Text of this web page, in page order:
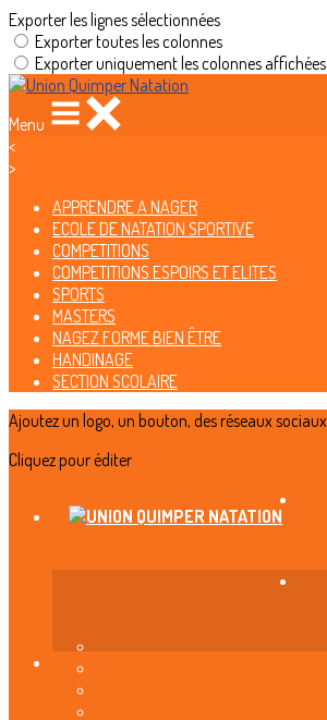
Exporter les lignes sélectionnées
Exporter toutes les colonnes
Exporter uniquement les colonnes affichées
Menu
<
>
APPRENDRE A NAGER
ECOLE DE NATATION SPORTIVE
COMPETITIONS
COMPETITIONS ESPOIRS ET ELITES
SPORTS
MASTERS
NAGEZ FORME BIEN ÊTRE
HANDINAGE
SECTION SCOLAIRE
Ajoutez un logo, un bouton, des réseaux sociaux
Cliquez pour éditer